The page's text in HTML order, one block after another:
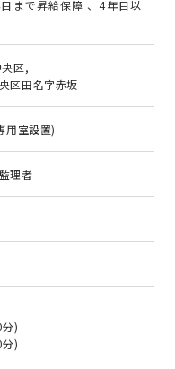
まで昇給保障 、4年目以
区,
区田名字赤坂
用室設置)
理者
)
)